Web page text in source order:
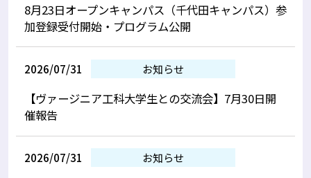
8月23日オープンキャンパス（千代田キャンパス）参
加登録受付開始・プログラム公開
2026/07/31 お知らせ
【ヴァージニア工科大学生との交流会】7月30日開
催報告
2026/07/31 お知らせ